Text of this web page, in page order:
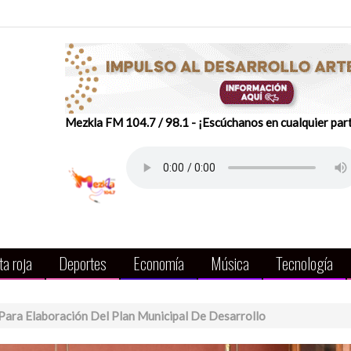
Mezkla FM 104.7 / 98.1 - ¡Escúchanos en cualquier
roja Deportes Economía Música Tecnología
Elaboración Del Plan Municipal De Desarrollo